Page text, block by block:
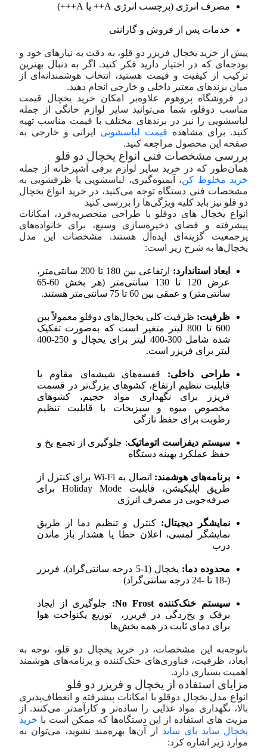
مصرف انرژی (برچسب انرژی A++ یا A+++)
خدمات پس از فروش و گارانتی
پیش از خرید یخچال فریزر دو قلو، به دقت به نیازهای خود و
بودجه‌ای که در اختیار دارید فکر کنید. اگر به دنبال بهترین
ترکیب از کیفیت و قیمت هستید، انتخاب هوشمندانه‌ای از
میان برندهای معتبر داخلی و خارجی انجام دهید.
در فروشگاه پروهوم علاوه‌بر امکان خرید یخچال قیمت
مناسب دوقلو، شما می‌توانید سایر لوازم خانگی از جمله
لباسشویی را نیز در برندهای مختلف با قیمت مناسب تهیه
کنید. برای مشاهده قیمت لباسشویی
ایرانی و خارجی به
صفحه این محصول مراجعه کنید.
بررسی مشخصات فنی انواع یخچال دو قلو
همان‌طور که در خرید سایر لوازم برقی آشپزخانه از جمله
خرید مخلوط کن، آبمیوه‌گیری، لباسشویی یا ظرفشویی به
مشخصات فنی دستگاه توجه می‌کنید، در خرید انواع یخچال
دو قلو نیز باید کلیه ویژگی‌ها را بررسی کنید
انواع یخچال های دوقلو با طراحی منحصربه‌فرد، امکانات
پیشرفته و فضای ذخیره‌سازی وسیع، برای خانواده‌های
پرجمعیت گزینه‌ای ایده‌آل هستند. مشخصات این مدل
یخچال‌ها به شرح زیر است:
ابعاد استاندارد:
ارتفاعی بین 180 تا 200 سانتی‌متر،
عرض 120 تا 130 سانتی‌متر (هر بخش 60-65
سانتی‌متر) و عمقی بین 60 تا 75 سانتی‌متر هستند.
ظرفیت: ظرفیت کلی یخچال‌های دوقلو معمولاً بین
600 تا 800 لیتر متغیر است که به‌صورت تفکیک
شده شامل 300-400 لیتر برای یخچال و 250-400
لیتر برای فریزر است.
طراحی داخلی: قفسه‌های شیشه‌ای مقاوم با
قابلیت تنظیم ارتفاع، کشوهای بزرگ‌تر در قسمت
فریزر برای نگهداری مواد حجیم، کشوهای
مخصوص میوه و سبزیجات با قابلیت تنظیم
رطوبت برای حفظ تازگی
سیستم دیفراست اتوماتیک: جلوگیری از تجمع یخ و
حفظ عملکرد بهینه دستگاه
برنامه‌های هوشمند:
اتصال به Wi-Fi برای کنترل از
طریق اپلیکیشن، قابلیت Holiday Mode برای
صرفه‌جویی در مصرف انرژی
نمایشگر دیجیتال: کنترل و تنظیم دما از طریق
نمایشگر لمسی، اعلان خطا یا هشدار باز ماندن
درب
محدوده دما:
یخچال (1-5 درجه سانتی‌گراد)، فریزر
(-18 تا -24 درجه سانتی‌گراد)
سیستم خنک‌کننده No Frost:
جلوگیری از ایجاد
برفک و یخ‌زدگی در فریزر، توزیع یکنواخت هوا
برای دمای ثابت در همه بخش‌ها
با‌توجه‌به این مشخصات، در خرید یخچال دو قلو، توجه به
ابعاد، ظرفیت، فناوری‌های خنک‌کننده و برنامه‌های هوشمند
اهمیت بسیاری دارد.
مزایای استفاده از یخچال و فریزر دو قلو
انواع مدل یخچال دوقلو با امکانات پیشرفته و انعطاف‌پذیری
بالا، نگهداری مواد غذایی را ساده‌تر و کارآمدتر می‌کنند. از
مزیت های استفاده از این دستگاه‌ها که ممکن است با خرید
یخچال ساید بای ساید
از آن‌ها بهره‌مند نشوید، می‌توان به
موارد زیر اشاره کرد: